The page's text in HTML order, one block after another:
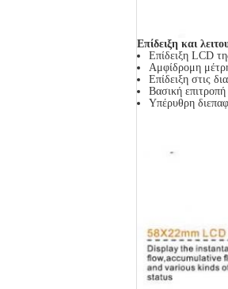
Επίδειξη και
Επίδειξη LCD
Αμφίδρομη
Επίδειξη στις
Βασική
Υπέρυθρη